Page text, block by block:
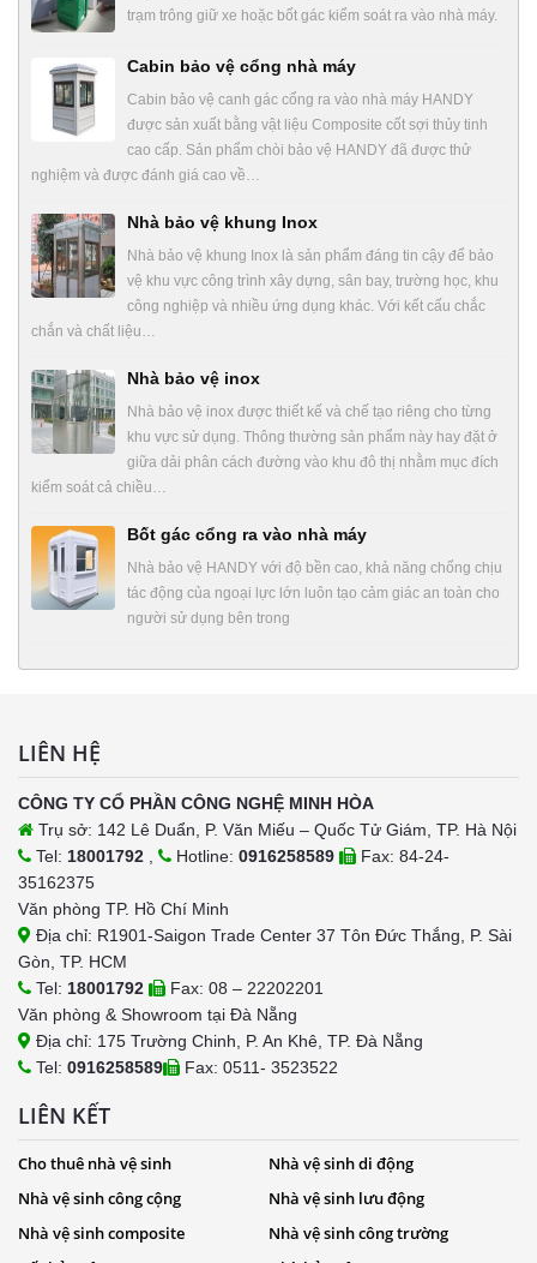
trạm trông giữ xe hoặc bốt gác kiểm soát ra vào nhà máy.
Cabin bảo vệ cổng nhà máy
Cabin bảo vệ canh gác cổng ra vào nhà máy HANDY
được sản xuất bằng vật liệu Composite cốt sợi thủy tinh
cao cấp. Sản phẩm chòi bảo vệ HANDY đã được thử
nghiệm và được đánh giá cao về…
Nhà bảo vệ khung Inox
Nhà bảo vệ khung Inox là sản phẩm đáng tin cậy để bảo
vệ khu vực công trình xây dựng, sân bay, trường học, khu
công nghiệp và nhiều ứng dụng khác. Với kết cấu chắc
chắn và chất liệu…
Nhà bảo vệ inox
Nhà bảo vệ inox được thiết kế và chế tạo riêng cho từng
khu vực sử dụng. Thông thường sản phẩm này hay đặt ở
giữa dải phân cách đường vào khu đô thị nhằm mục đích
kiểm soát cả chiều…
Bốt gác cổng ra vào nhà máy
Nhà bảo vệ HANDY với độ bền cao, khả năng chống chịu
tác động của ngoại lực lớn luôn tạo cảm giác an toàn cho
người sử dụng bên trong
LIÊN HỆ
CÔNG TY CỔ PHẦN CÔNG NGHỆ MINH HÒA
Trụ sở: 142 Lê Duẩn, P. Văn Miếu – Quốc Tử Giám, TP. Hà Nội
Tel: 18001792 Hotline: 0916258589
Fax: 84-24-
35162375
Văn phòng TP. Hồ Chí Minh
Địa chỉ: R1901-Saigon Trade Center 37 Tôn Đức Thắng, P. Sài
Gòn, TP. HCM
Tel: 18001792
Fax: 08 – 22202201
Văn phòng & Showroom tại Đà Nẵng
Địa chỉ: 175 Trường Chinh, P. An Khê, TP. Đà Nẵng
Tel: 0916258589 Fax: 0511- 3523522
LIÊN KẾT
Cho thuê nhà vệ sinh
Nhà vệ sinh di động
Nhà vệ sinh công cộng
Nhà vệ sinh lưu động
Nhà vệ sinh composite
Nhà vệ sinh công trường